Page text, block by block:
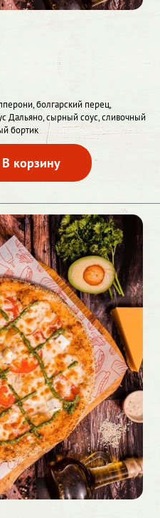
болгарский перец,
Дальяно, сырный соус, сливочный
бортик
В корзину